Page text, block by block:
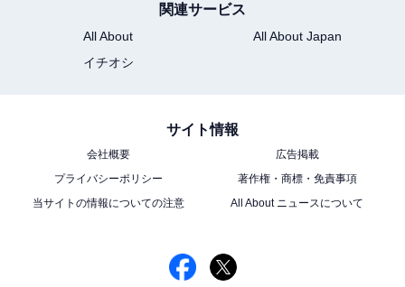
関連サービス
All About
All About Japan
イチオシ
サイト情報
会社概要
広告掲載
プライバシーポリシー
著作権・商標・免責事項
当サイトの情報についての注意
All About ニュースについて